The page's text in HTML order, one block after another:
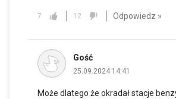
7 12 Odpowiedz »
Gość
25.09.2024 14:41
Może dlatego że okradał stacje